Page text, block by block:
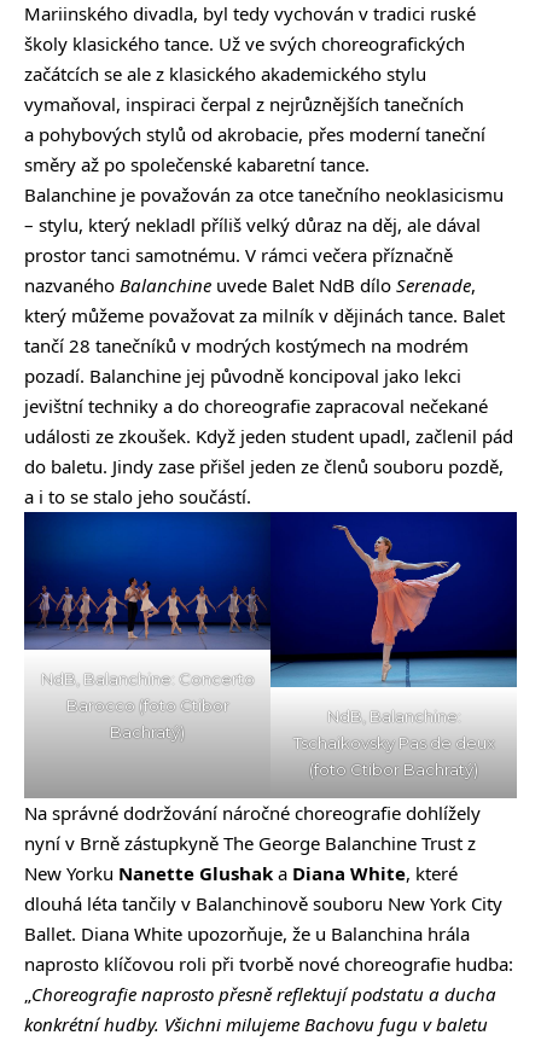
Mariinského divadla, byl tedy vychován v tradici ruské
školy klasického tance. Už ve svých choreografických
začátcích se ale z klasického akademického stylu
vymaňoval, inspiraci čerpal z nejrůznějších tanečních
a pohybových stylů od akrobacie, přes moderní taneční
směry až po společenské kabaretní tance.
Balanchine je považován za otce tanečního neoklasicismu
– stylu, který nekladl příliš velký důraz na děj, ale dával
prostor tanci samotnému. V rámci večera příznačně
nazvaného Balanchine uvede Balet NdB dílo Serenade,
který můžeme považovat za milník v dějinách tance. Balet
tančí 28 tanečníků v modrých kostýmech na modrém
pozadí. Balanchine jej původně koncipoval jako lekci
jevištní techniky a do choreografie zapracoval nečekané
události ze zkoušek. Když jeden student upadl, začlenil pád
do baletu. Jindy zase přišel jeden ze členů souboru pozdě,
a i to se stalo jeho součástí.
NdB, Balanchine: Concerto
Barocco (foto Ctibor
Bachratý)
NdB, Balanchine:
Tschaikovsky Pas de deux
(foto Ctibor Bachratý)
Na správné dodržování náročné choreografie dohlížely
nyní v Brně zástupkyně The George Balanchine Trust z
New Yorku Nanette Glushak a Diana White, které
dlouhá léta tančily v Balanchinově souboru New York City
Ballet. Diana White upozorňuje, že u Balanchina hrála
naprosto klíčovou roli při tvorbě nové choreografie hudba:
„Choreografie naprosto přesně reflektují podstatu a ducha
konkrétní hudby. Všichni milujeme Bachovu fugu v baletu